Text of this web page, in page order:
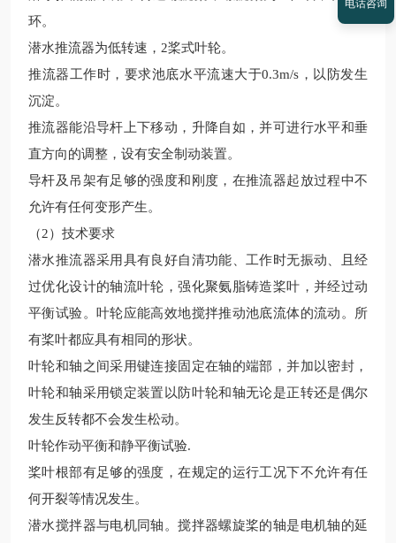
环。
潜水推流器为低转速， 2桨式叶轮。
推流器工作时，要求池底水平流速大于0.3m/s，以防发生
沉淀。
推流器能沿导杆上下移动，升降自如，并可进行水平和垂
直方向的调整，设有安全制动装置。
导杆及吊架有足够的强度和刚度，在推流器起放过程中不
允许有任何变形产生。
（2）技术要求
潜水推流器采用具有良好自清功能、工作时无振动、且经
过优化设计的轴流叶轮，强化聚氨脂铸造桨叶，并经过动
平衡试验。叶轮应能高效地搅拌推动池底流体的流动。所
有桨叶都应具有相同的形状。
叶轮和轴之间采用键连接固定在轴的端部，并加以密封，
叶轮和轴采用锁定装置以防叶轮和轴无论是正转还是偶尔
发生反转都不会发生松动。
叶轮作动平衡和静平衡试验.
桨叶根部有足够的强度，在规定的运行工况下不允许有任
何开裂等情况发生。
潜水搅拌器与电机同轴。搅拌器螺旋桨的轴是电机轴的延
电话咨询